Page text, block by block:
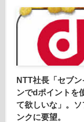
NTT社長「セブン
ンでdポイントを
て欲しいな」。ソ
ンクに要望。